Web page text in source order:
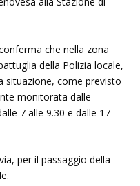
che nella zona
della Polizia locale,
situazione, come previsto
monitorata dalle
7 alle 9.30 e dalle 17
per il passaggio della